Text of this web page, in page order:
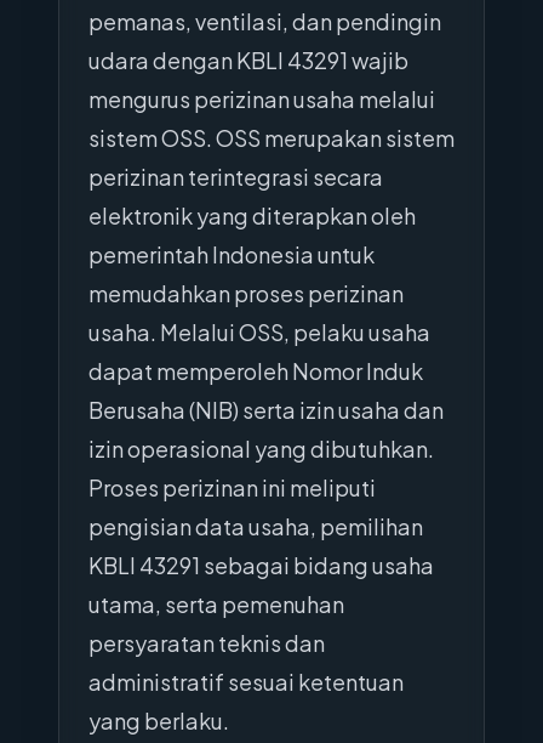
pemanas, ventilasi, dan pendingin
udara dengan KBLI 43291 wajib
mengurus perizinan usaha melalui
sistem OSS. OSS merupakan sistem
perizinan terintegrasi secara
elektronik yang diterapkan oleh
pemerintah Indonesia untuk
memudahkan proses perizinan
usaha. Melalui OSS, pelaku usaha
dapat memperoleh Nomor Induk
Berusaha (NIB) serta izin usaha dan
izin operasional yang dibutuhkan.
Proses perizinan ini meliputi
pengisian data usaha, pemilihan
KBLI 43291 sebagai bidang usaha
utama, serta pemenuhan
persyaratan teknis dan
administratif sesuai ketentuan
yang berlaku.